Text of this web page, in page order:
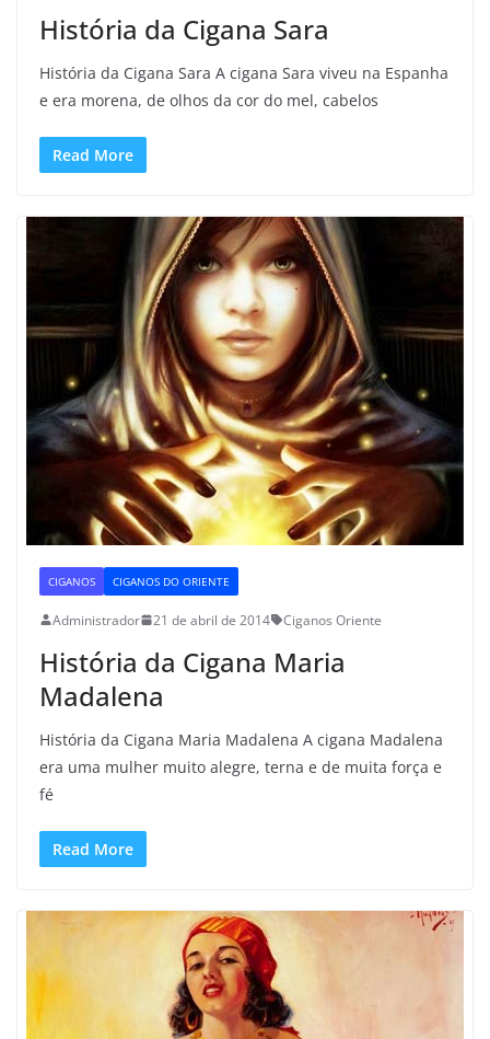
História da Cigana Sara
História da Cigana Sara A cigana Sara viveu na Espanha
e era morena, de olhos da cor do mel, cabelos
Read More
CIGANOS CIGANOS DO ORIENTE
Administrador 21 de abril de 2014 Ciganos Oriente
História da Cigana Maria
Madalena
História da Cigana Maria Madalena A cigana Madalena
era uma mulher muito alegre, terna e de muita força e
fé
Read More